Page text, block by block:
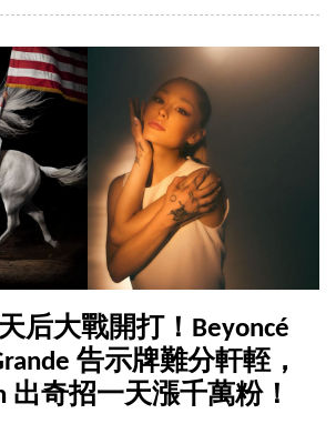
后大戰開打！Beyoncé
告示牌難分軒輊，
出奇招一天漲千萬粉！